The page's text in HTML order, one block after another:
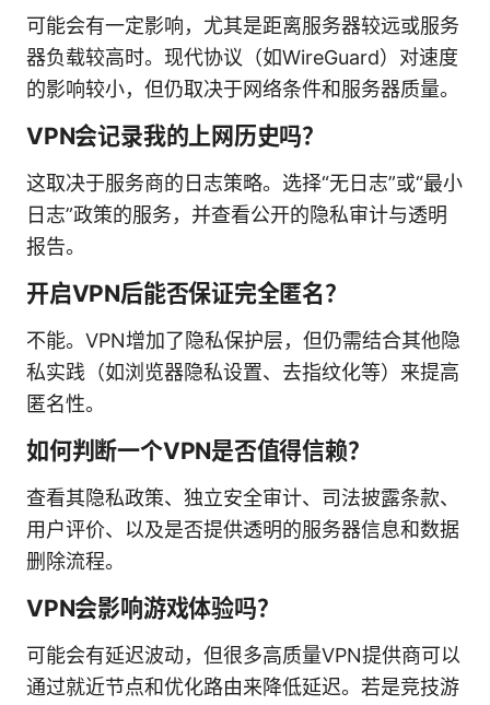
可能会有一定影响，尤其是距离服务器较远或服务
器负载较高时。现代协议（如WireGuard）对速度
的影响较小，但仍取决于网络条件和服务器质量。
VPN会记录我的上网历史吗？
这取决于服务商的日志策略。选择“无日志”或“最小
日志”政策的服务，并查看公开的隐私审计与透明
报告。
开启VPN后能否保证完全匿名？
不能。VPN增加了隐私保护层，但仍需结合其他隐
私实践（如浏览器隐私设置、去指纹化等）来提高
匿名性。
如何判断一个VPN是否值得信赖？
查看其隐私政策、独立安全审计、司法披露条款、
用户评价、以及是否提供透明的服务器信息和数据
删除流程。
VPN会影响游戏体验吗？
可能会有延迟波动，但很多高质量VPN提供商可以
通过就近节点和优化路由来降低延迟。若是竞技游